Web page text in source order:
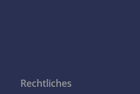
Rechtliches